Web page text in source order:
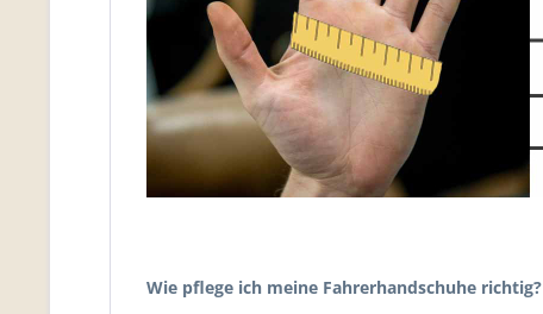
Wie pflege ich meine Fahrerhandschuhe richtig?